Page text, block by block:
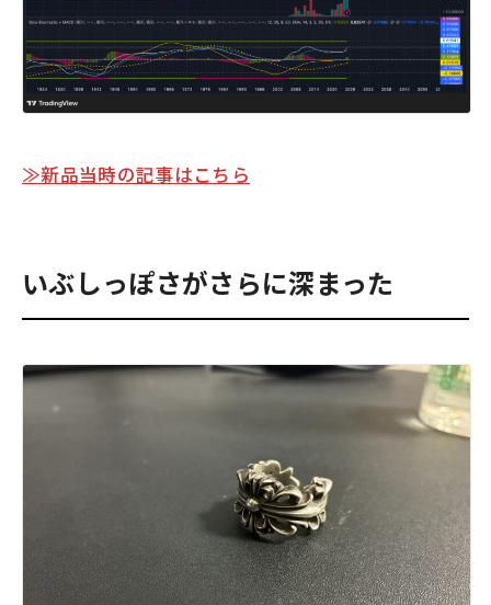
≫新品当時の記事はこちら
いぶしっぽさがさらに深まった